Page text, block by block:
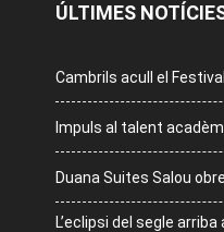
ÚLTIMES
Cambrils acull el
Impuls al talent
Duana Suites Salou
L’eclipsi del segle